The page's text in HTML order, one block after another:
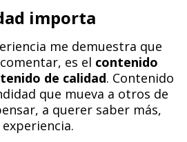
importa
me demuestra que
es el contenido
de calidad. Contenido
que mueva a otros de
a querer saber más,